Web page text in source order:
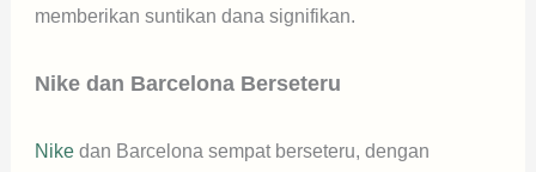
memberikan suntikan dana signifikan.
Nike dan Barcelona Berseteru
Nike dan Barcelona sempat berseteru, dengan